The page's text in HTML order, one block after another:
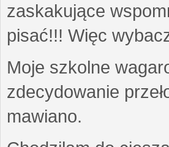
zaskakujące
pisać!!! Więc
Moje szkolne
zdecydowanie
mawiano.